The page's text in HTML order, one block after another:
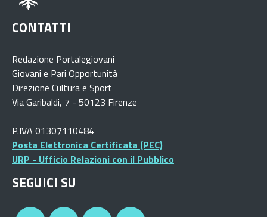
CONTATTI
Redazione Portalegiovani
Giovani e Pari Opportunità
Direzione Cultura e Sport
Via Garibaldi, 7 - 50123 Firenze
P.IVA 01307110484
Posta Elettronica Certificata (PEC)
URP - Ufficio Relazioni con il Pubblico
SEGUICI SU